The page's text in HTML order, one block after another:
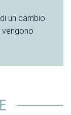
un cambio
vengono